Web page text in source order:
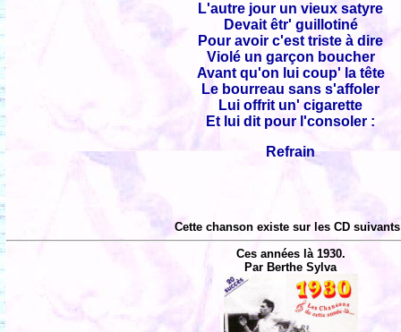
L'autre jour un vieux satyre
Devait êtr' guillotiné
Pour avoir c'est triste à dire
Violé un garçon boucher
Avant qu'on lui coup' la tête
Le bourreau sans s'affoler
Lui offrit un' cigarette
Et lui dit pour l'consoler :
Refrain
Cette chanson existe sur les CD
Ces années là 1930.
Par Berthe Sylva